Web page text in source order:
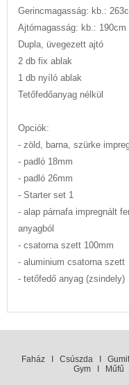
Gerincmagasság: kb.:
Ajtómagasság: kb.: 190cm
Dupla, üvegezett ajtó
2 db fix ablak
1 db nyíló ablak
Tetőfedőanyag nélkül
Opciók:
- zöld, barna, szürke
- padló 18mm
- padló 26mm
- Starter set 1
- alap párnafa impregnált
anyagból
- csatorna szett 100mm
- aluminium csatorna szett
- tetőfedő anyag (zsindely)
FaházI CsúszdaI
GymI Műfű